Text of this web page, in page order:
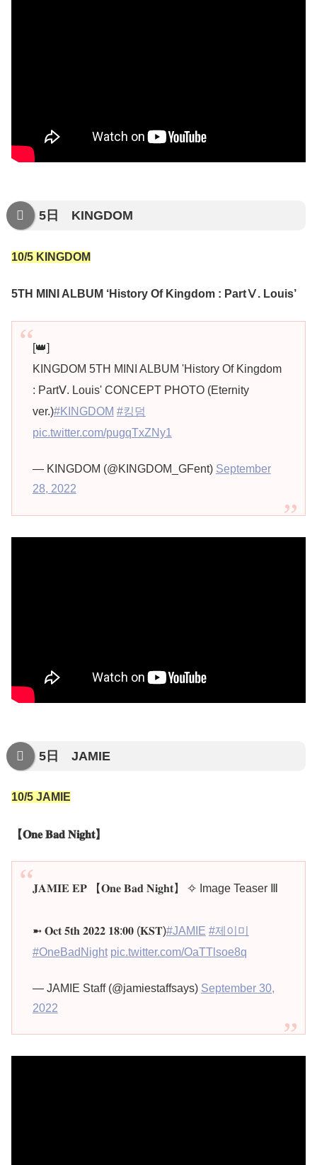
5日 KINGDOM
10/5 KINGDOM
5TH MINI ALBUM ‘History Of Kingdom : PartⅤ. Louis’
[👑]
KINGDOM 5TH MINI ALBUM 'History Of Kingdom
: PartⅤ. Louis' CONCEPT PHOTO (Eternity
ver.)#KINGDOM #킹덤
pic.twitter.com/pugqTxZNy1
— KINGDOM (@KINGDOM_GFent) September
28, 2022
5日 JAMIE
10/5 JAMIE
【𝐎𝐧𝐞 𝐁𝐚𝐝 𝐍𝐢𝐠𝐡𝐭】
𝐉𝐀𝐌𝐈𝐄 𝐄𝐏 【𝐎𝐧𝐞 𝐁𝐚𝐝 𝐍𝐢𝐠𝐡𝐭】 ✧ Image Teaser Ⅲ
➼ 𝐎𝐜𝐭 𝟓𝐭𝐡 𝟐𝟎𝟐𝟐 𝟏𝟖:𝟎𝟎 (𝐊𝐒𝐓)#JAMIE #제이미
#OneBadNight pic.twitter.com/OaTTlsoe8q
— JAMIE Staff (@jamiestaffsays) September 30,
2022